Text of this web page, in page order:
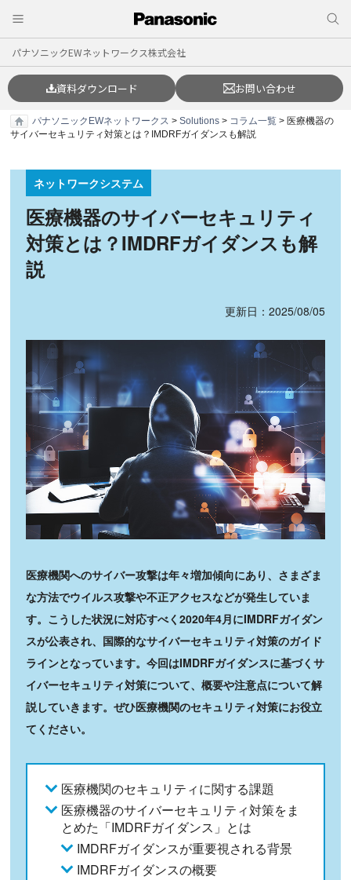
パナソニックEWネットワークス株式会社
資料ダウンロード お問い合わせ
パナソニックEWネットワークス >Solutions > コラム一覧 > 医療機器の
サイバーセキュリティ対策とは？IMDRFガイダンスも解説
ネットワークシステム
医療機器のサイバーセキュリティ
対策とは？IMDRFガイダンスも解
説
更新日：2025/08/05
医療機関へのサイバー攻撃は年々増加傾向にあり、さまざま
な方法でウイルス攻撃や不正アクセスなどが発生していま
す。こうした状況に対応すべく2020年4月にIMDRFガイダン
スが公表され、国際的なサイバーセキュリティ対策のガイド
ラインとなっています。今回はIMDRFガイダンスに基づくサ
イバーセキュリティ対策について、概要や注意点について解
説していきます。ぜひ医療機関のセキュリティ対策にお役立
てください。
医療機関のセキュリティに関する課題
医療機器のサイバーセキュリティ対策をま
とめた「IMDRFガイダンス」とは
IMDRFガイダンスが重要視される背景
IMDRFガイダンスの概要